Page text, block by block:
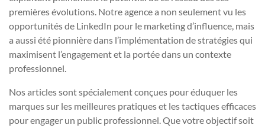
premières évolutions. Notre agence a non seulement vu les
opportunités de LinkedIn pour le marketing d’influence, mais
a aussi été pionnière dans l’implémentation de stratégies qui
maximisent l’engagement et la portée dans un contexte
professionnel.
Nos articles sont spécialement conçues pour éduquer les
marques sur les meilleures pratiques et les tactiques efficaces
pour engager un public professionnel. Que votre objectif soit